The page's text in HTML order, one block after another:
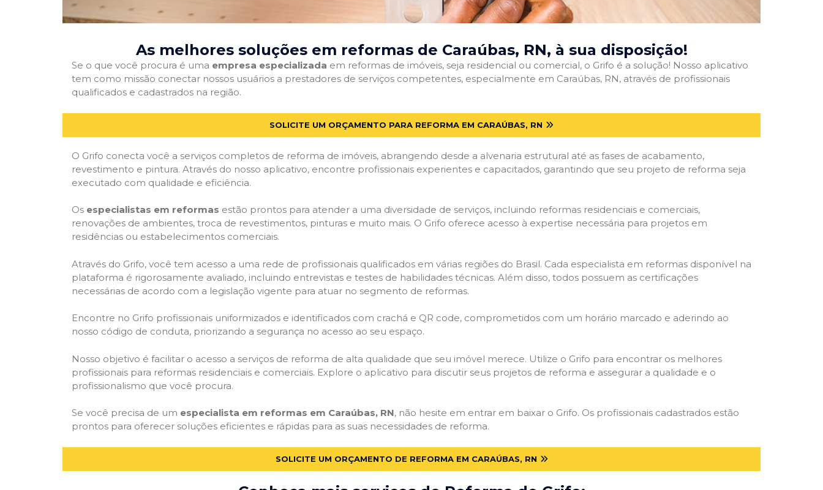
As melhores soluções em reformas de Caraúbas, RN, à sua disposição!
Se o que você procura é uma empresa especializada em reformas de imóveis, seja residencial ou comercial, o Grifo é a solução! Nosso aplicativo
tem como missão conectar nossos usuários a prestadores de serviços competentes, especialmente em Caraúbas, RN, através de profissionais
qualificados e cadastrados na região.
SOLICITE UM ORÇAMENTO PARA REFORMA EM CARAÚBAS, RN
O Grifo conecta você a serviços completos de reforma de imóveis, abrangendo desde a alvenaria estrutural até as fases de acabamento,
revestimento e pintura. Através do nosso aplicativo, encontre profissionais experientes e capacitados, garantindo que seu projeto de reforma seja
executado com qualidade e eficiência.
Os especialistas em reformas estão prontos para atender a uma diversidade de serviços, incluindo reformas residenciais e comerciais,
renovações de ambientes, troca de revestimentos, pinturas e muito mais. O Grifo oferece acesso à expertise necessária para projetos em
residências ou estabelecimentos comerciais.
Através do Grifo, você tem acesso a uma rede de profissionais qualificados em várias regiões do Brasil. Cada especialista em reformas disponível na
plataforma é rigorosamente avaliado, incluindo entrevistas e testes de habilidades técnicas. Além disso, todos possuem as certificações
necessárias de acordo com a legislação vigente para atuar no segmento de reformas.
Encontre no Grifo profissionais uniformizados e identificados com crachá e QR code, comprometidos com um horário marcado e aderindo ao
nosso código de conduta, priorizando a segurança no acesso ao seu espaço.
Nosso objetivo é facilitar o acesso a serviços de reforma de alta qualidade que seu imóvel merece. Utilize o Grifo para encontrar os melhores
profissionais para reformas residenciais e comerciais. Explore o aplicativo para discutir seus projetos de reforma e assegurar a qualidade e o
profissionalismo que você procura.
Se você precisa de um especialista em reformas em Caraúbas, RN, não hesite em entrar em baixar o Grifo. Os profissionais cadastrados estão
prontos para oferecer soluções eficientes e rápidas para as suas necessidades de reforma.
SOLICITE UM ORÇAMENTO DE REFORMA EM CARAÚBAS, RN